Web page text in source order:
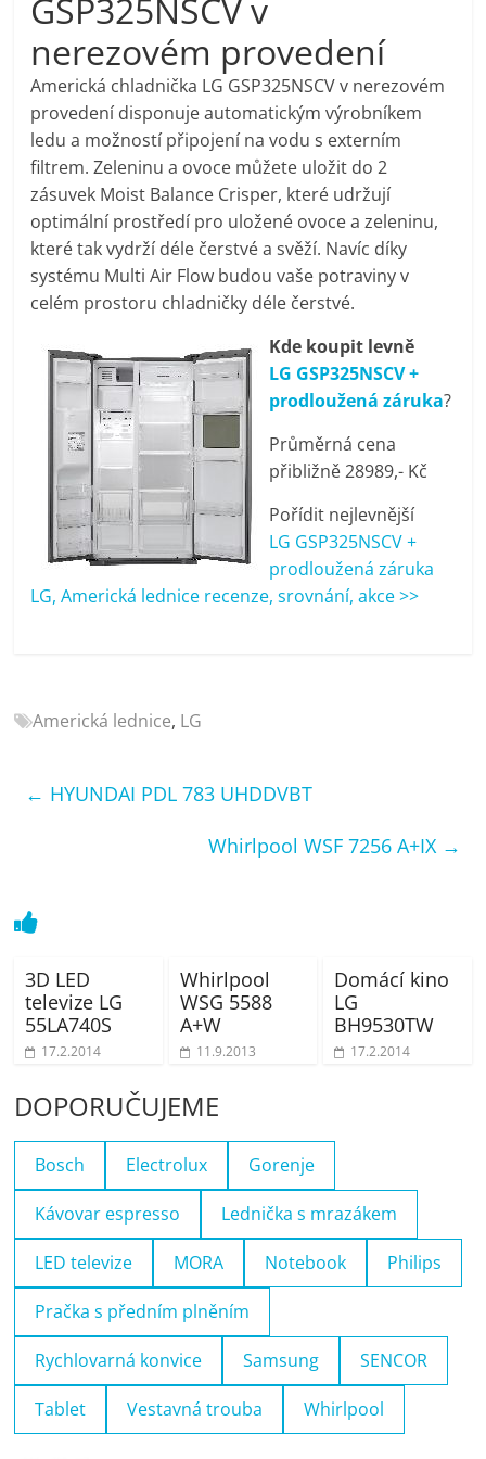
pračky,
televize,
notebooky,
mobilní
telefony,
kávovary,
bazény
Nejlepší
elektronika
porovnání
Elektro
pračky,
telefony,
kávovary,
GSP325NSCV v
nerezovém provedení
Americká chladnička LG GSP325NSCV v nerezovém
provedení disponuje automatickým výrobníkem
ledu a možností připojení na vodu s externím
filtrem. Zeleninu a ovoce můžete uložit do 2
zásuvek Moist Balance Crisper, které udržují
optimální prostředí pro uložené ovoce a zeleninu,
které tak vydrží déle čerstvé a svěží. Navíc díky
systému Multi Air Flow budou vaše potraviny v
celém prostoru chladničky déle čerstvé.
Kde koupit levně
LG GSP325NSCV +
prodloužená záruka?
Průměrná cena
přibližně 28989,- Kč
Pořídit nejlevnější
LG GSP325NSCV +
prodloužená záruka
LG, Americká lednice recenze, srovnání, akce >>
Americká lednice, LG
← HYUNDAI PDL 783 UHDDVBT
Whirlpool WSF 7256 A+IX →
3D LED
televize LG
55LA740S
17.2.2014
Whirlpool
WSG 5588
A+W
11.9.2013
Domácí kino
LG
BH9530TW
17.2.2014
DOPORUČUJEME
Bosch Electrolux Gorenje
Kávovar espresso Lednička s mrazákem
LED televize MORA Notebook Philips
Pračka s předním plněním
Rychlovarná konvice Samsung SENCOR
Tablet Vestavná trouba Whirlpool